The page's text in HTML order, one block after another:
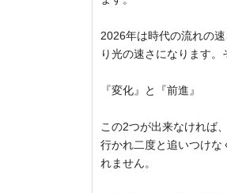
2026年は時代の流れの
り光の速さになります。
『変化』と『前進』
この2つが出来なければ
行かれ二度と追いつけな
れません。